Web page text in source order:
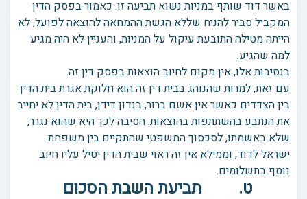
באשר דוד שותף במניות נשוא תביעה זו. כאמור בפסק הדין
המקביל סביר להניח שללא הגשת ההמחאה להוצאה לפועל, לא
הייתה מטילה התובעת עיקול על המניות, והעניין לא היה מגיע
למה שהגיע.
בנסיבות אלו, אין מקום לחיוב הוצאות בפסק דין זה.
עם זאת, למרות שהנוהג בבית דין זה הוא חלוקת אגרת בית הדין
בין הצדדים כאשר אין אשם ברור, בנדון דידן, בית הדין לא יחייב
את הנתבע בהשתתפות בהוצאות. הסיבה לכך היא שהוא נגרר,
שלא באשמתו, לסכסוך המשפטי שהתקיים בין משפחת
ישראל לדוד, וממילא אין זה ראוי שבית הדין יטיל עליו חיוב
נוסף בתשלומים.
ט. תביעת השבת הסכום